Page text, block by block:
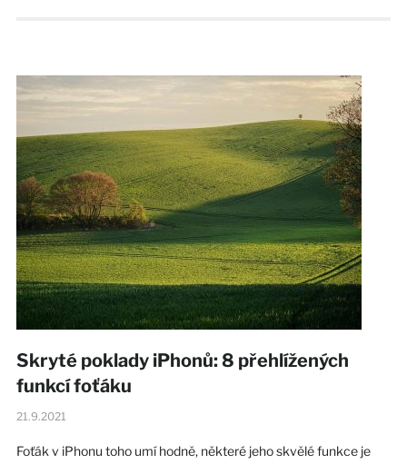
Skryté poklady iPhonů: 8 přehlížených
funkcí foťáku
21.9.2021
Foťák v iPhonu toho umí hodně, některé jeho skvělé funkce je